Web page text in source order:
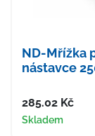
ND-Mřížka
nástavce
Cena
285.02 Kč
Dostupnost
Skladem